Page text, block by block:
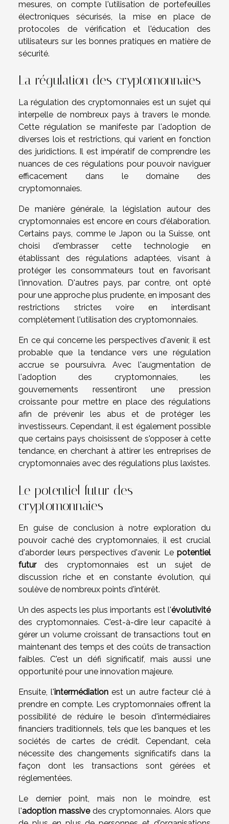
mesures, on compte l'utilisation de portefeuilles
électroniques sécurisés, la mise en place de
protocoles de vérification et l'éducation des
utilisateurs sur les bonnes pratiques en matière de
sécurité.
La régulation des cryptomonnaies
La régulation des cryptomonnaies est un sujet qui
interpelle de nombreux pays à travers le monde.
Cette régulation se manifeste par l'adoption de
diverses lois et restrictions, qui varient en fonction
des juridictions. Il est impératif de comprendre les
nuances de ces régulations pour pouvoir naviguer
efficacement dans le domaine des
cryptomonnaies.
De manière générale, la législation autour des
cryptomonnaies est encore en cours d'élaboration.
Certains pays, comme le Japon ou la Suisse, ont
choisi d'embrasser cette technologie en
établissant des régulations adaptées, visant à
protéger les consommateurs tout en favorisant
l'innovation. D'autres pays, par contre, ont opté
pour une approche plus prudente, en imposant des
restrictions strictes voire en interdisant
complètement l'utilisation des cryptomonnaies.
En ce qui concerne les perspectives d'avenir, il est
probable que la tendance vers une régulation
accrue se poursuivra. Avec l'augmentation de
l'adoption des cryptomonnaies, les
gouvernements ressentiront une pression
croissante pour mettre en place des régulations
afin de prévenir les abus et de protéger les
investisseurs. Cependant, il est également possible
que certains pays choisissent de s'opposer à cette
tendance, en cherchant à attirer les entreprises de
cryptomonnaies avec des régulations plus laxistes.
Le potentiel futur des
cryptomonnaies
En guise de conclusion à notre exploration du
pouvoir caché des cryptomonnaies, il est crucial
d'aborder leurs perspectives d'avenir. Le potentiel
futurdes cryptomonnaies est un sujet de
discussion riche et en constante évolution, qui
soulève de nombreux points d'intérêt.
Un des aspects les plus importants est l'évolutivité
des cryptomonnaies. C'est-à-dire leur capacité à
gérer un volume croissant de transactions tout en
maintenant des temps et des coûts de transaction
faibles. C'est un défi significatif, mais aussi une
opportunité pour une innovation majeure.
Ensuite, l'intermédiation est un autre facteur clé à
prendre en compte. Les cryptomonnaies offrent la
possibilité de réduire le besoin d'intermédiaires
financiers traditionnels, tels que les banques et les
sociétés de cartes de crédit. Cependant, cela
nécessite des changements significatifs dans la
façon dont les transactions sont gérées et
réglementées.
Le dernier point, mais non le moindre, est
l'adoption massivedes cryptomonnaies. Alors que